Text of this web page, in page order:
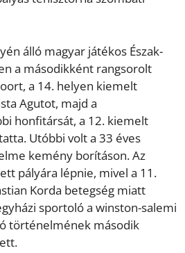
álló magyar játékos Észak-
a másodikként rangsorolt
a 14. helyen kiemelt
Agutot, majd a
honfitársát, a 12. kiemelt
Utóbbi volt a 33 éves
kemény borításon. Az
pályára lépnie, mivel a 11.
Korda betegség miatt
sportoló a winston-salemi
történelmének második